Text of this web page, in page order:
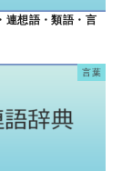
連想語・類語・言
言葉